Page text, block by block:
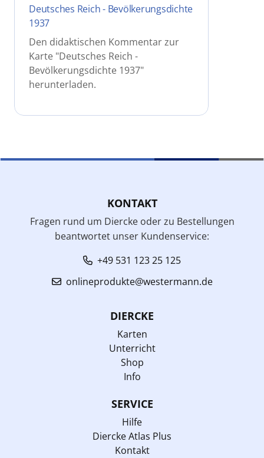
Deutsches Reich - Bevölkerungsdichte
1937
Den didaktischen Kommentar zur
Karte "Deutsches Reich -
Bevölkerungsdichte 1937"
herunterladen.
KONTAKT
Fragen rund um Diercke oder zu Bestellungen
beantwortet unser Kundenservice:
+49 531 123 25 125
onlineprodukte@westermann.de
DIERCKE
Karten
Unterricht
Shop
Info
SERVICE
Hilfe
Diercke Atlas Plus
Kontakt